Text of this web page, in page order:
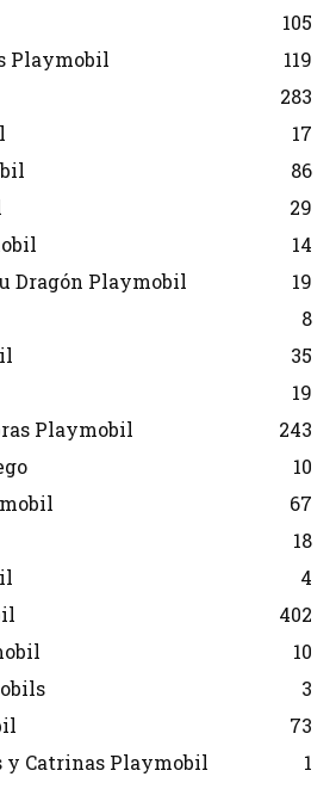
105
Playmobil
119
283
17
86
29
14
Dragón Playmobil
19
8
35
19
Playmobil
243
10
67
18
4
402
10
3
73
y Catrinas Playmobil
1